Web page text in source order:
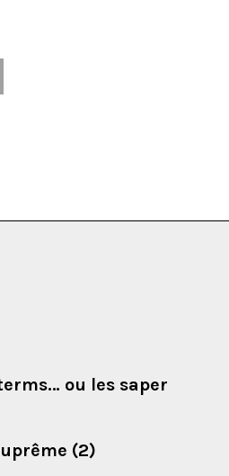
ou les saper
(2)